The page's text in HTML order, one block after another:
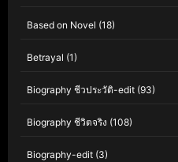
Based on Novel (18)
Betrayal (1)
Biography ชีวประวัติ-edit (93)
Biography ชีวิตจริง (108)
Biography-edit (3)